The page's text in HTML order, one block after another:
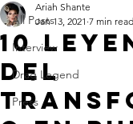
All Posts
Interview
Drag Legend
Press
10
del
Ariah Shante
Jan 13, 2021 7 min read